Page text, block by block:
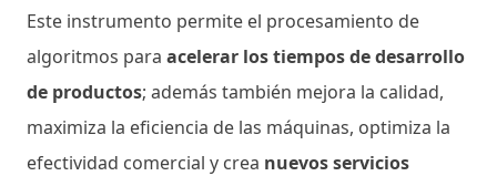
Este instrumento permite el procesamiento de
algoritmos para acelerar los tiempos de desarrollo
de productos; además también mejora la calidad,
maximiza la eficiencia de las máquinas, optimiza la
efectividad comercial y crea nuevos servicios